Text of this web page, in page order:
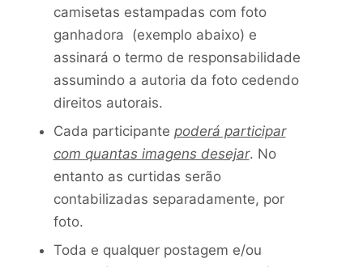
camisetas estampadas com foto
ganhadora (exemplo abaixo) e
assinará o termo de responsabilidade
assumindo a autoria da foto cedendo
direitos autorais.
Cada participante poderá participar
com quantas imagens desejar. No
entanto as curtidas serão
contabilizadas separadamente, por
foto.
Toda e qualquer postagem e/ou